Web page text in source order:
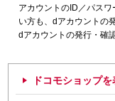
アカウントのID／パス
い方も、dアカウントの
dアカウントの発行・確
ドコモショップを